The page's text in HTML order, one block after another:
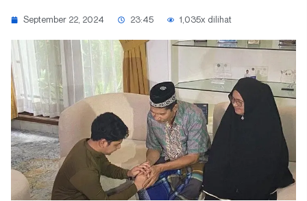
September 22, 2024 23:45 1,035x dilihat